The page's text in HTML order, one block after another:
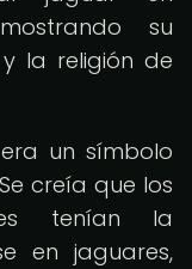
su
la religión de
un símbolo
creía que los
tenían la
en jaguares,